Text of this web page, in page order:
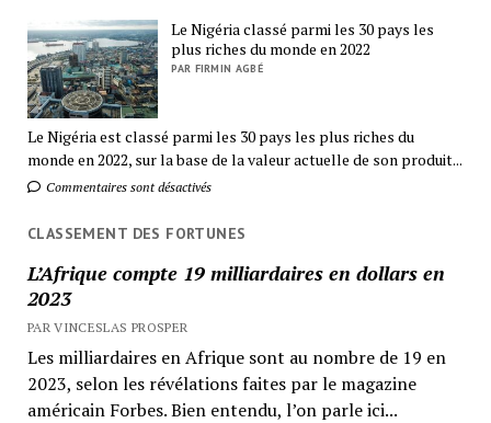
Le Nigéria classé parmi les 30 pays les
plus riches du monde en 2022
PAR FIRMIN AGBÉ
Le Nigéria est classé parmi les 30 pays les plus riches du
monde en 2022, sur la base de la valeur actuelle de son produit...
Commentaires sont désactivés
CLASSEMENT DES FORTUNES
L’Afrique compte 19 milliardaires en dollars en
2023
PAR VINCESLAS PROSPER
Les milliardaires en Afrique sont au nombre de 19 en
2023, selon les révélations faites par le magazine
américain Forbes. Bien entendu, l’on parle ici...